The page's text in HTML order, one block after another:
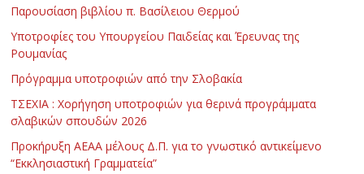
Παρουσίαση βιβλίου π. Βασίλειου Θερμού
Υποτροφίες του Υπουργείου Παιδείας και Έρευνας της
Ρουμανίας
Πρόγραμμα υποτροφιών από την Σλοβακία
ΤΣΕΧΙΑ : Χορήγηση υποτροφιών για θερινά προγράμματα
σλαβικών σπουδών 2026
Προκήρυξη ΑΕΑΑ μέλους Δ.Π. για το γνωστικό αντικείμενο
“Εκκλησιαστική Γραμματεία”